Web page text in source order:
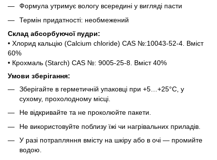
Формула утримує вологу всередині у вигляді пасти
Термін придатності: необмежений
Склад абсорбуючої пудри:
• Хлорид кальцію (Calcium chloride) CAS №:10043-52-4. Вміст
60%
• Крохмаль (Starch) CAS №: 9005-25-8. Вміст 40%
Умови зберігання:
Зберігайте в герметичній упаковці при +5…+25°C, у
сухому, прохолодному місці.
Не відкривайте та не проколюйте пакети.
Не використовуйте поблизу їжі чи нагрівальних приладів.
У разі потрапляння вмісту на шкіру або в очі — промийте
водою.